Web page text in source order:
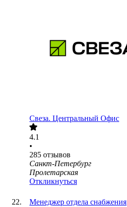
Свеза. Центральный Офис
4.1
•
285 отзывов
Санкт-Петербург
Пролетарская
Откликнуться
Менеджер отдела снабжения